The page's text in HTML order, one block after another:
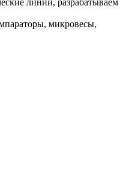
линии, разрабатываем
микровесы,